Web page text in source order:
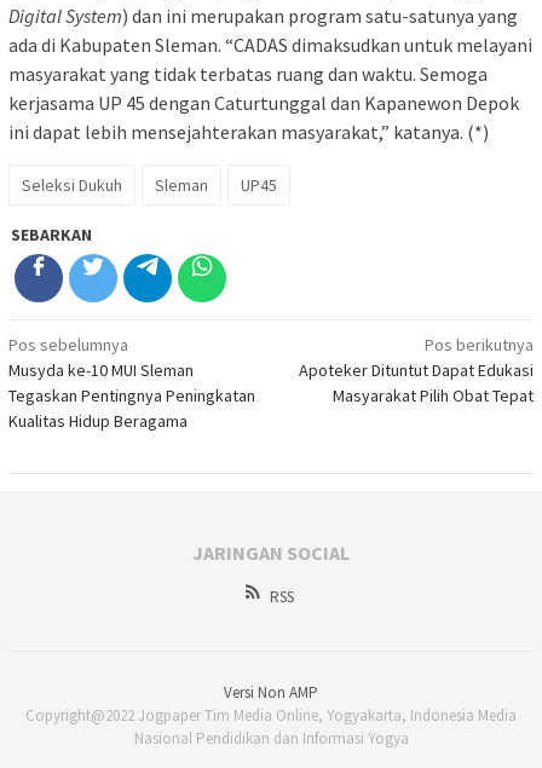
Digital System) dan ini merupakan program satu-satunya yang
ada di Kabupaten Sleman. “CADAS dimaksudkan untuk melayani
masyarakat yang tidak terbatas ruang dan waktu. Semoga
kerjasama UP 45 dengan Caturtunggal dan Kapanewon Depok
ini dapat lebih mensejahterakan masyarakat,” katanya. (*)
Seleksi Dukuh Sleman UP45
SEBARKAN
Navigasi
pos
Pos sebelumnya
Musyda ke-10 MUI Sleman
Tegaskan Pentingnya Peningkatan
Kualitas Hidup Beragama
Pos berikutnya
Apoteker Dituntut Dapat Edukasi
Masyarakat Pilih Obat Tepat
JARINGAN SOCIAL
RSS
Versi Non AMP
Copyright@2022 Jogpaper Tim Media Online, Yogyakarta, Indonesia Media
Nasional Pendidikan dan Informasi Yogya